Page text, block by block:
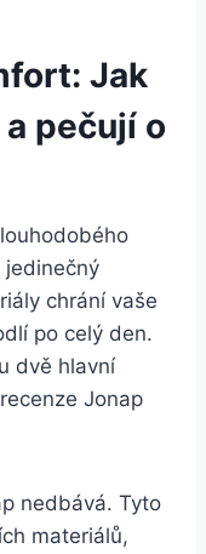
⁣Jak
pečují‍ o
jedinečný
chrání vaše
po ⁤celý ⁤den.
dvě ‌hlavní
Jonap
nedbává. Tyto
materiálů,